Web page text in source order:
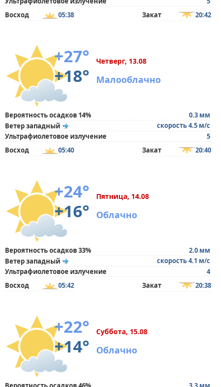
Восход
05:38 Закат 20:42
+27°
+18°
Четверг, 13.08
Малооблачно
Вероятность осадков 14%
0.3 мм
Ветер западный
скорость 4.5 м/с
Ультрафиолетовое излучение
5
Восход
05:40 Закат 20:40
+24°
+16°
Пятница, 14.08
Облачно
Вероятность осадков 33%
2.0 мм
Ветер западный
скорость 4.1 м/с
Ультрафиолетовое излучение
4
Восход
05:42 Закат 20:38
+22°
+14°
Суббота, 15.08
Облачно